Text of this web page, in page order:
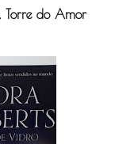
Torre do Amor